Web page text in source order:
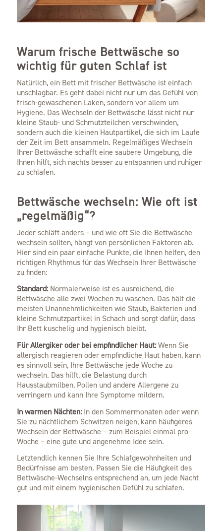
Warum frische Bettwäsche so
wichtig für guten Schlaf ist
Natürlich, ein Bett mit frischer Bettwäsche ist einfach
unschlagbar. Es geht dabei nicht nur um das Gefühl von
frisch-gewaschenen Laken, sondern vor allem um
Hygiene. Das Wechseln der Bettwäsche lässt nicht nur
kleine Staub- und Schmutzteilchen verschwinden,
sondern auch die kleinen Hautpartikel, die sich im Laufe
der Zeit im Bett ansammeln. Regelmäßiges Wechseln
Ihrer Bettwäsche schafft eine saubere Umgebung, die
Ihnen hilft, sich nachts besser zu entspannen und ruhiger
zu schlafen.
Bettwäsche wechseln: Wie oft ist
„regelmäßig“?
Jeder schläft anders – und wie oft Sie die Bettwäsche
wechseln sollten, hängt von persönlichen Faktoren ab.
Hier sind ein paar einfache Punkte, die Ihnen helfen, den
richtigen Rhythmus für das Wechseln Ihrer Bettwäsche
zu finden:
Standard:Normalerweise ist es ausreichend, die
Bettwäsche alle zwei Wochen zu waschen. Das hält die
meisten Unannehmlichkeiten wie Staub, Bakterien und
kleine Schmutzpartikel in Schach und sorgt dafür, dass
Ihr Bett kuschelig und hygienisch bleibt.
Für Allergiker oder bei empfindlicher Haut:Wenn Sie
allergisch reagieren oder empfindliche Haut haben, kann
es sinnvoll sein, Ihre Bettwäsche jede Woche zu
wechseln. Das hilft, die Belastung durch
Hausstaubmilben, Pollen und andere Allergene zu
verringern und kann Ihre Symptome mildern.
In warmen Nächten:In den Sommermonaten oder wenn
Sie zu nächtlichem Schwitzen neigen, kann häufigeres
Wechseln der Bettwäsche – zum Beispiel einmal pro
Woche – eine gute und angenehme Idee sein.
Letztendlich kennen Sie Ihre Schlafgewohnheiten und
Bedürfnisse am besten. Passen Sie die Häufigkeit des
Bettwäsche-Wechselns entsprechend an, um jede Nacht
gut und mit einem hygienischen Gefühl zu schlafen.